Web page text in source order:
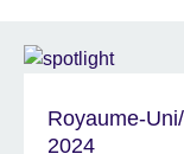
Royaume-
2024